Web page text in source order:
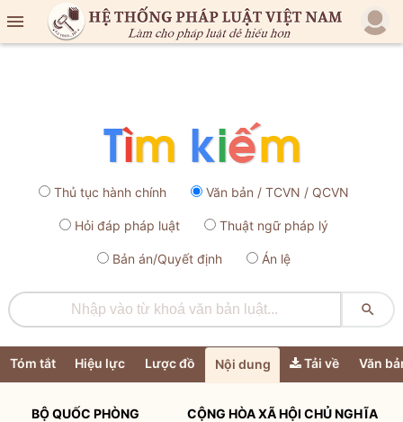

Thủ tục hành chính Văn bản / TCVN / QCVN
Hỏi đáp pháp luật Thuật ngữ pháp lý
Bản án/Quyết định Án lệ

Tóm tắt Hiệu lực Lược đồ Nội dung Tải về Văn
BỘ QUỐC PHÒNG
CỘNG HÒA XÃ HỘI CHỦ NGHĨA